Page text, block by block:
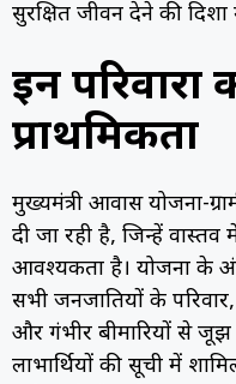
सुरक्षित जीवन देने की
इन परिवारों
प्राथमिकता
मुख्यमंत्री आवास योजना-
दी जा रही है, जिन्हें
आवश्यकता है। योजना के
सभी जनजातियों के परिवार,
और गंभीर बीमारियों से जूझ
लाभार्थियों की सूची में